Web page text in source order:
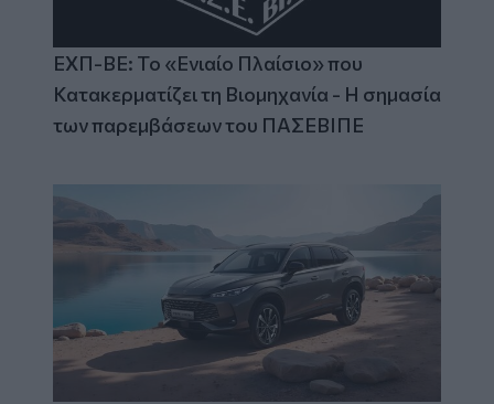
ΕΧΠ-ΒΕ: Το «Ενιαίο Πλαίσιο» που
Κατακερματίζει τη Βιομηχανία - Η σημασία
των παρεμβάσεων του ΠΑΣΕΒΙΠΕ